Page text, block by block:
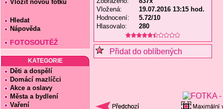
Vložit novou fotku
Hledat
Nápověda
FOTOSOUTĚŽ
KATEGORIE
Děti a dospělí
Domácí mazlíčci
Akce a oslavy
Města a bydlení
Vaření
Vložená:
19.07.2016 13:15 hod.
Hodnocení:
5.72/10
Hlasovalo:
280
Přidat do oblíbených